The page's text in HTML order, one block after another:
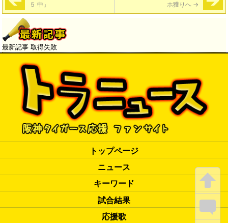
５ 中」
ホ獲りへ →
最新記事 取得失敗
トップページ
ニュース
キーワード
試合結果
応援歌